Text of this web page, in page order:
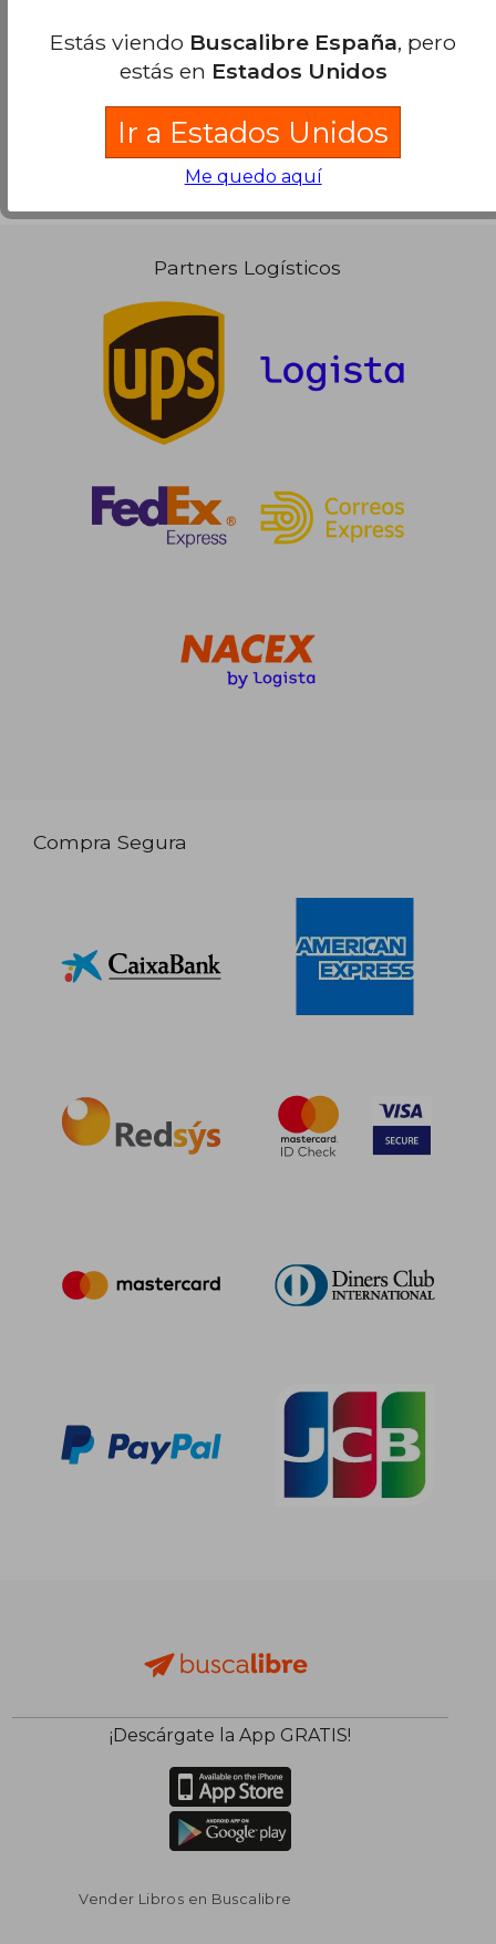
Ver más opiniones de clientes
Partners Logísticos
Compra Segura
¡Descárgate la App GRATIS!
Vender Libros en Buscalibre
Estás viendo Buscalibre España, pero
estás en Estados Unidos
Ir a Estados Unidos
Me quedo aquí